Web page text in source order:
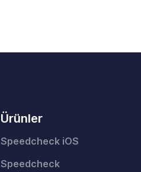
Ürünler
Speedcheck iOS
Speedcheck